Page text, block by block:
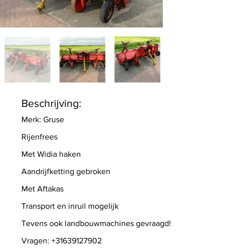
Beschrijving:
Merk: Gruse
Rijenfrees
Met Widia haken
Aandrijfketting gebroken
Met Aftakas
Transport en inruil mogelijk
Tevens ook landbouwmachines gevraagd!
Vragen: +31639127902